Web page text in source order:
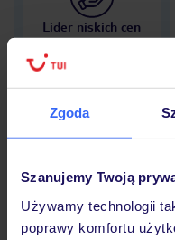
Zgoda
Szanujemy Twoją
Używamy technologii
poprawy komfortu
Lider niskich cen
Opinie